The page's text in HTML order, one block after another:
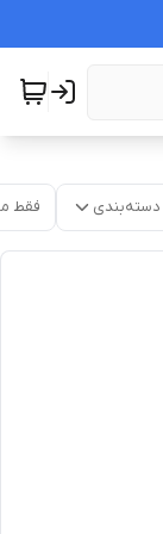
دسته‌بندی فقط